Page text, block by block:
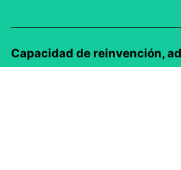
Capacidad de reinvención,